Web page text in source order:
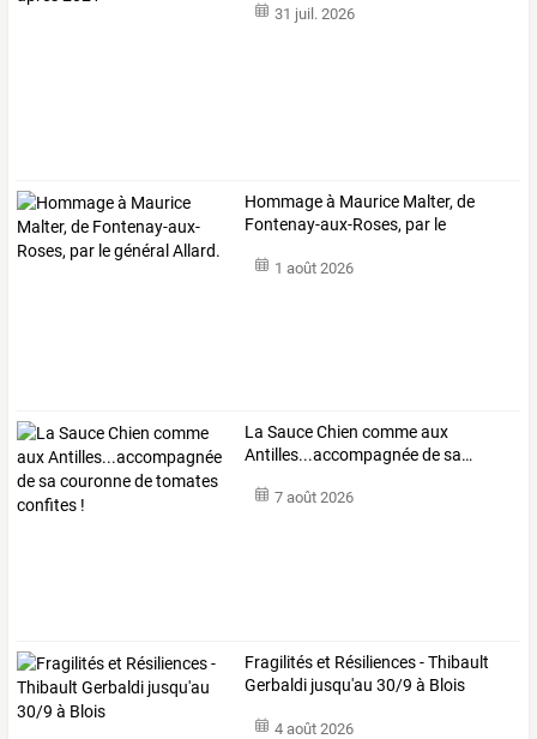
31 juil. 2026
Hommageà Maurice Malter, de
Fontenay-aux-Roses, par le
1 août 2026
La SauceChien commeaux
Antilles...accompagnéedesa…
7 août 2026
Fragilités et Résiliences - Thibault
Gerbaldi jusqu'au 30/9 à Blois
4 août 2026